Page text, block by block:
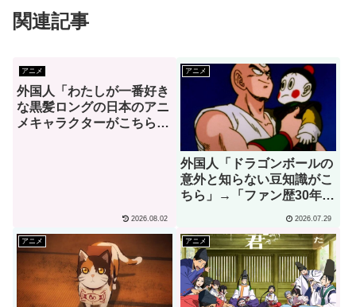
関連記事
アニメ
外国人「わたしが一番好き
な黒髪ロングの日本のアニ
メキャラクターがこちら」
2026.08.02
アニメ
外国人「ドラゴンボールの
意外と知らない豆知識がこ
ちら」→「ファン歴30年で
2026.07.29
アニメ アニメ